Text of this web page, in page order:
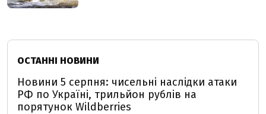
ОСТАННІ НОВИНИ
Новини 5 серпня: чисельні наслідки атаки
РФ по Україні, трильйон рублів на
порятунок Wildberries